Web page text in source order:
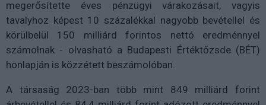
megerősítette éves pénzügyi várakozásait, vagyis
tavalyhoz képest 10 százalékkal nagyobb bevétellel és
körülbelül 150 milliárd forintos nettó eredménnyel
számolnak - olvasható a Budapesti Értéktőzsde (BÉT)
honlapján is közzétett beszámolóban.
A társaság 2023-ban több mint 849 milliárd forint